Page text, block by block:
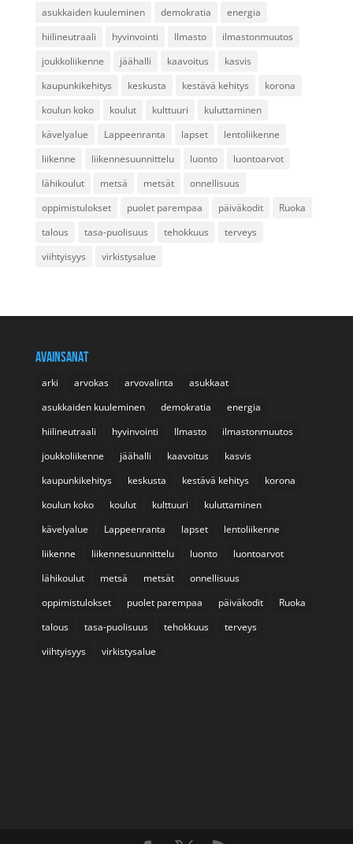
asukkaiden kuuleminen
demokratia
energia
hiilineutraali
hyvinvointi Ilmasto
ilmastonmuutos
joukkoliikenne
jäähalli kaavoitus
kasvis
kaupunkikehitys
keskusta kestävä kehitys
korona
koulun koko
koulut kulttuuri
kuluttaminen
kävelyalue
Lappeenranta lapset
lentoliikenne
liikenne
liikennesuunnittelu luonto
luontoarvot
lähikoulut
metsä metsät
onnellisuus
oppimistulokset
puolet parempaa päiväkodit
Ruoka
talous
tasa-puolisuus tehokkuus
terveys
viihtyisyys
virkistysalue
AVAINSANAT
arki arvokas arvovalinta
asukkaat
asukkaiden kuuleminen
demokratia
energia
hiilineutraali
hyvinvointi Ilmasto
ilmastonmuutos
joukkoliikenne
jäähalli kaavoitus
kasvis
kaupunkikehitys
keskusta kestävä kehitys
korona
koulun koko
koulut kulttuuri
kuluttaminen
kävelyalue
Lappeenranta lapset
lentoliikenne
liikenne
liikennesuunnittelu luonto
luontoarvot
lähikoulut
metsä metsät
onnellisuus
oppimistulokset
puolet parempaa päiväkodit
Ruoka
talous
tasa-puolisuus tehokkuus
terveys
viihtyisyys
virkistysalue